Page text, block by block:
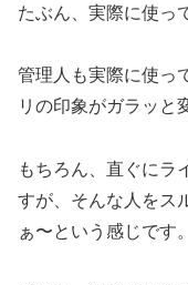
たぶん、実際に使っ
管理人も実際に使っ
リの印象がガラッと
もちろん、直ぐにラ
すが、そんな人をス
ぁ〜という感じです。